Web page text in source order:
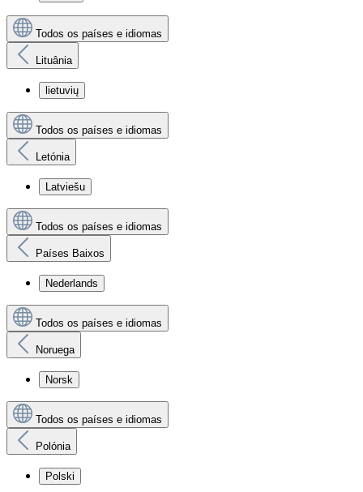
Todos os países e idiomas
Lituânia
lietuvių
Todos os países e idiomas
Letónia
Latviešu
Todos os países e idiomas
Países Baixos
Nederlands
Todos os países e idiomas
Noruega
Norsk
Todos os países e idiomas
Polónia
Polski